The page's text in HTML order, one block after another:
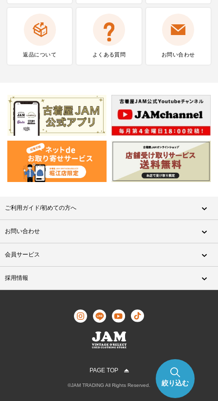
返品について よくある質問 お問い合わせ
絞り込む
ご利用ガイド/初めての方へ
お問い合わせ
会員サービス
採用情報
PAGE TOP
©JAM TRADING All Rights Reserved.